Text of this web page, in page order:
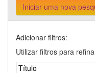
Iniciar uma nova
Adicionar filtros:
Utilizar filtros para